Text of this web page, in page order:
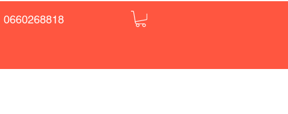
0660268818